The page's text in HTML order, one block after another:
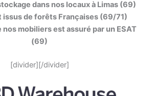
dans nos locaux à Limas (69)
issus de forêts Françaises (69/71)
nos mobiliers est assuré par un ESAT
(69)
[divider][/divider]